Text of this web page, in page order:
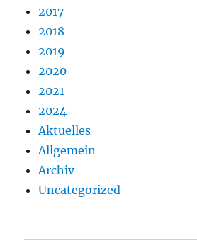
2017
2018
2019
2020
2021
2024
Aktuelles
Allgemein
Archiv
Uncategorized